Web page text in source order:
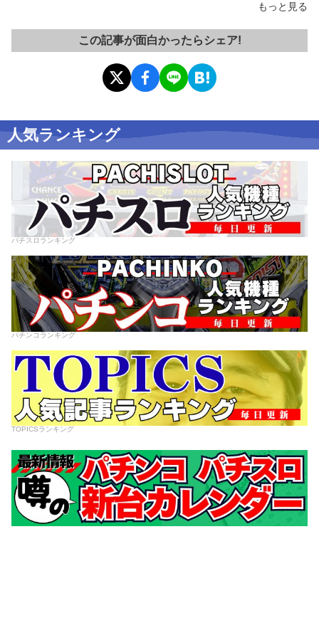
もっと見る
この記事が面白かったらシェア!
人気ランキング
パチスロランキング
パチンコランキング
TOPICSランキング